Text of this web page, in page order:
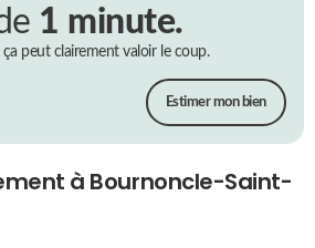
1 minute.
peut clairement valoir le coup.
Estimer mon bien
à Bournoncle-Saint-